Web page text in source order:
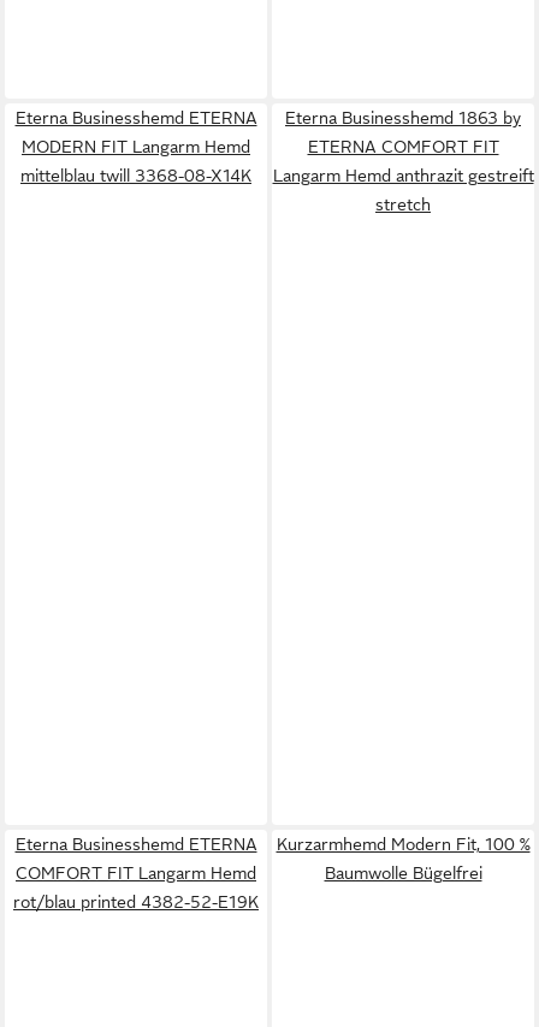
Eterna Businesshemd ETERNA
MODERN FIT Langarm Hemd
mittelblau twill 3368-08-X14K
Eterna Businesshemd 1863 by
ETERNA COMFORT FIT
Langarm Hemd anthrazit gestreift
stretch
Eterna Businesshemd ETERNA
COMFORT FIT Langarm Hemd
rot/blau printed 4382-52-E19K
Kurzarmhemd Modern Fit, 100 %
Baumwolle Bügelfrei